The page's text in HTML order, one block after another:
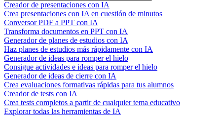
Creador de presentaciones con IA
Crea presentaciones con IA en cuestión de minutos
Conversor PDF a PPT con IA
Transforma documentos en PPT con IA
Generador de planes de estudios con IA
Haz planes de estudios más rápidamente con IA
Generador de ideas para romper el hielo
Consigue actividades e ideas para romper el hielo
Generador de ideas de cierre con IA
Crea evaluaciones formativas rápidas para tus alumnos
Creador de tests con IA
Crea tests completos a partir de cualquier tema educativo
Explorar todas las herramientas de IA